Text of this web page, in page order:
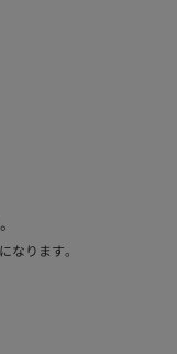
ります。